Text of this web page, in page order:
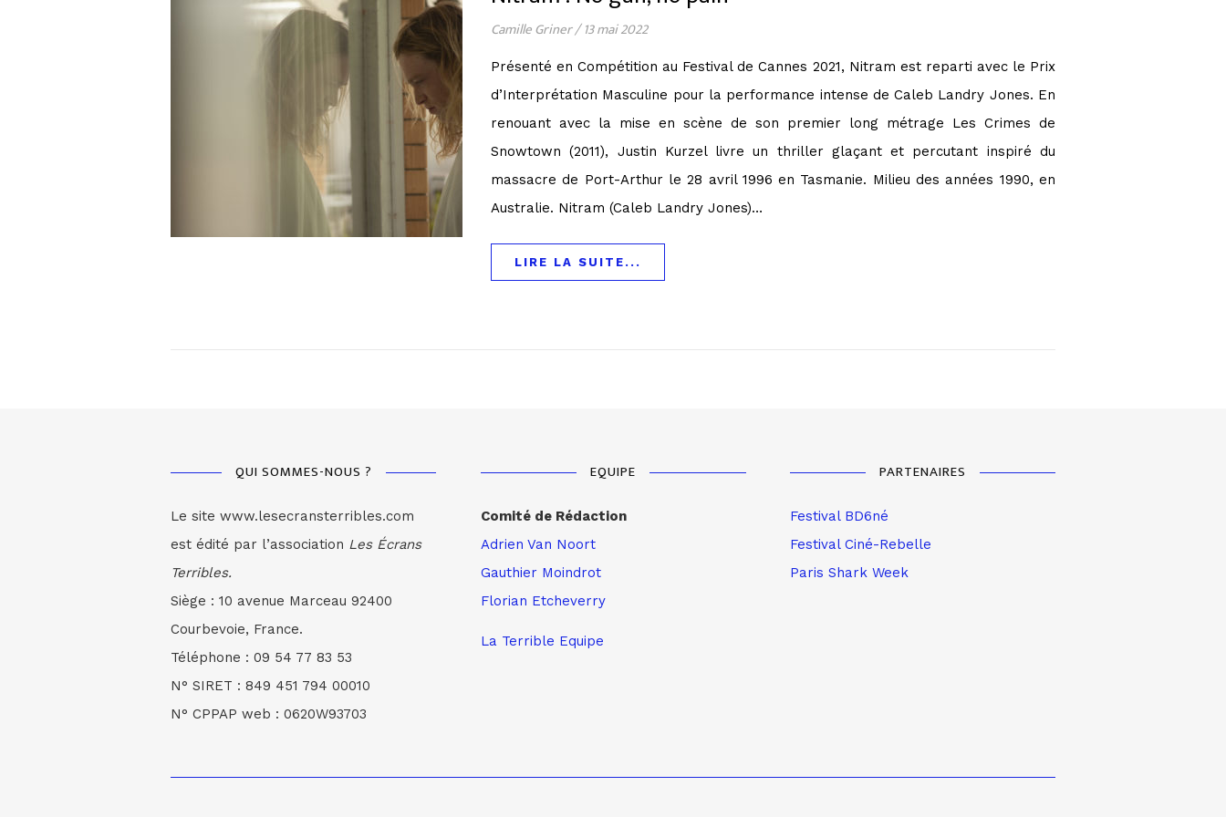
Camille Griner/ 13 mai 2022
Présenté en Compétition au Festival de Cannes 2021, Nitram est reparti avec le Prix
d’Interprétation Masculine pour la performance intense de Caleb Landry Jones. En
renouant avec la mise en scène de son premier long métrage Les Crimes de
Snowtown (2011), Justin Kurzel livre un thriller glaçant et percutant inspiré du
massacre de Port-Arthur le 28 avril 1996 en Tasmanie. Milieu des années 1990, en
Australie. Nitram (Caleb Landry Jones)…
LIRE LA SUITE...
QUI SOMMES-NOUS ?
Le site www.lesecransterribles.com
est édité par l’association Les Écrans
Terribles.
Siège : 10 avenue Marceau 92400
Courbevoie, France.
Téléphone : 09 54 77 83 53
N° SIRET : 849 451 794 00010
N° CPPAP web : 0620W93703
EQUIPE
Comité de Rédaction
Adrien Van Noort
Gauthier Moindrot
Florian Etcheverry
La Terrible Equipe
PARTENAIRES
Festival BD6né
Festival Ciné-Rebelle
Paris Shark Week